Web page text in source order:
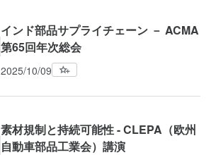
インド部品サプライチェーン － ACMA
第65回年次総会
2025/10/09
素材規制と持続可能性 - CLEPA（欧州
自動車部品工業会）講演